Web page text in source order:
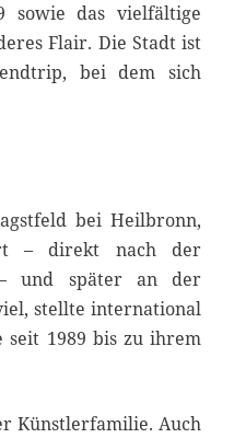
sowie das vielfältige
Flair. Die Stadt ist
bei dem sich
bei Heilbronn,
– direkt nach der
und später an der
stellte international
seit 1989 bis zu ihrem
Künstlerfamilie. Auch